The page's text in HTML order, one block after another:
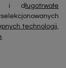
i długotrwałe
technologii,
.